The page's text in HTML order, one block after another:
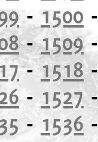
- 1500
-1509
-1518
- 1527
- 1536